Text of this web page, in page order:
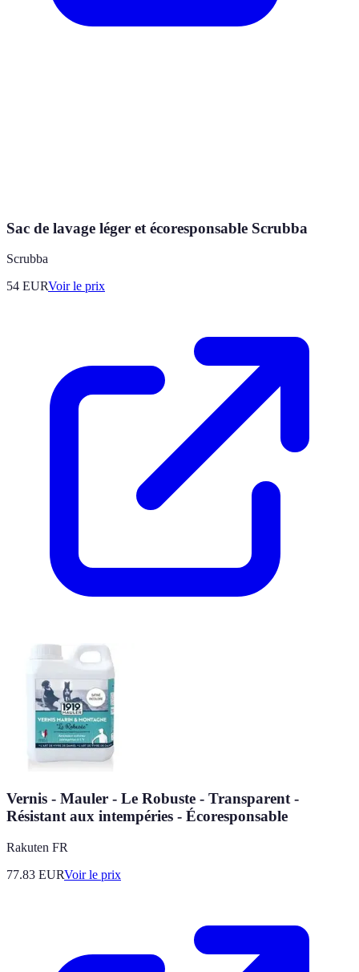
Sac de lavage léger et écoresponsable Scrubba
Scrubba
54 EURVoir le prix
Vernis - Mauler - Le Robuste - Transparent -
Résistant aux intempéries - Écoresponsable
Rakuten FR
77.83 EURVoir le prix